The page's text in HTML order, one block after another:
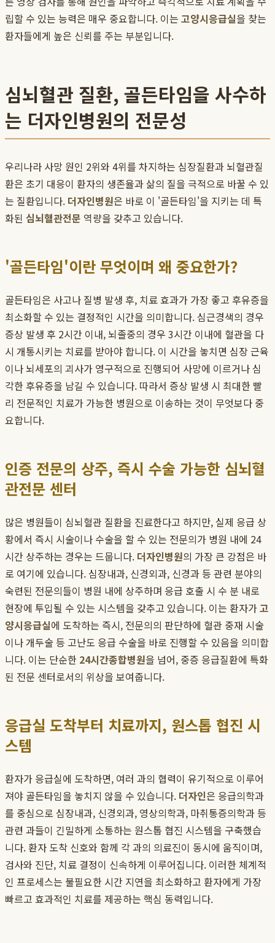
립할 수 있는 능력은 매우 중요합니다. 이는 고양시응급실을 찾는
환자들에게 높은 신뢰를 주는 부분입니다.
심뇌혈관 질환, 골든타임을 사수하
는 더자인병원의 전문성
우리나라 사망 원인 2위와 4위를 차지하는 심장질환과 뇌혈관질
환은 초기 대응이 환자의 생존율과 삶의 질을 극적으로 바꿀 수 있
는 질환입니다. 더자인병원은 바로 이 '골든타임'을 지키는 데 특
화된 심뇌혈관전문 역량을 갖추고 있습니다.
'골든타임'이란 무엇이며 왜 중요한가?
골든타임은 사고나 질병 발생 후, 치료 효과가 가장 좋고 후유증을
최소화할 수 있는 결정적인 시간을 의미합니다. 심근경색의 경우
증상 발생 후 2시간 이내, 뇌졸중의 경우 3시간 이내에 혈관을 다
시 개통시키는 치료를 받아야 합니다. 이 시간을 놓치면 심장 근육
이나 뇌세포의 괴사가 영구적으로 진행되어 사망에 이르거나 심
각한 후유증을 남길 수 있습니다. 따라서 증상 발생 시 최대한 빨
리 전문적인 치료가 가능한 병원으로 이송하는 것이 무엇보다 중
요합니다.
인증 전문의 상주, 즉시 수술 가능한 심뇌혈
관전문 센터
많은 병원들이 심뇌혈관 질환을 진료한다고 하지만, 실제 응급 상
황에서 즉시 시술이나 수술을 할 수 있는 전문의가 병원 내에 24
시간 상주하는 경우는 드뭅니다. 더자인병원의 가장 큰 강점은 바
로 여기에 있습니다. 심장내과, 신경외과, 신경과 등 관련 분야의
숙련된 전문의들이 병원 내에 상주하며 응급 호출 시 수 분 내로
현장에 투입될 수 있는 시스템을 갖추고 있습니다. 이는 환자가고
양시응급실에 도착하는 즉시, 전문의의 판단하에 혈관 중재 시술
이나 개두술 등 고난도 응급 수술을 바로 진행할 수 있음을 의미합
니다. 이는 단순한 24시간종합병원을 넘어, 중증 응급질환에 특화
된 전문 센터로서의 위상을 보여줍니다.
응급실 도착부터 치료까지, 원스톱 협진 시
스템
환자가 응급실에 도착하면, 여러 과의 협력이 유기적으로 이루어
져야 골든타임을 놓치지 않을 수 있습니다. 더자인은 응급의학과
를 중심으로 심장내과, 신경외과, 영상의학과, 마취통증의학과 등
관련 과들이 긴밀하게 소통하는 원스톱 협진 시스템을 구축했습
니다. 환자 도착 신호와 함께 각 과의 의료진이 동시에 움직이며,
검사와 진단, 치료 결정이 신속하게 이루어집니다. 이러한 체계적
인 프로세스는 불필요한 시간 지연을 최소화하고 환자에게 가장
빠르고 효과적인 치료를 제공하는 핵심 동력입니다.